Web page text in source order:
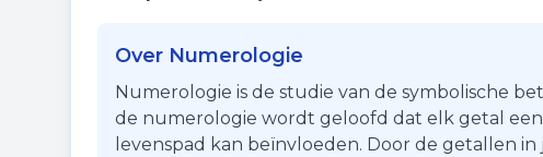
Over Numerologie
Numerologie is de studie van de symbolische
de numerologie wordt geloofd dat elk getal
levenspad kan beïnvloeden. Door de getallen